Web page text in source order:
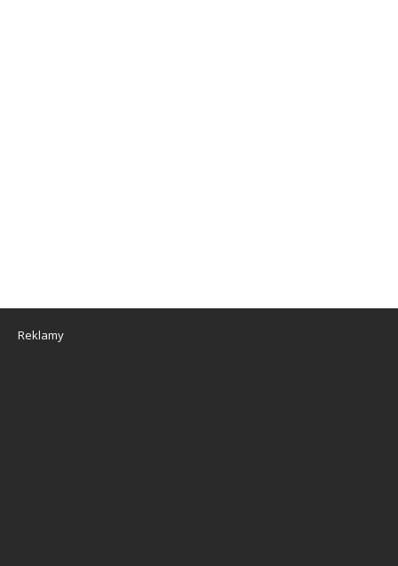
Reklamy